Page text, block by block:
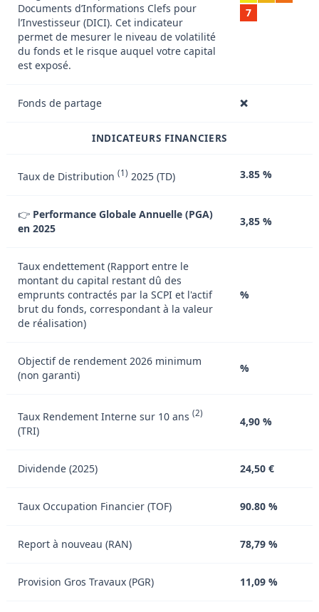
Documents d’Informations Clefs pour
l’Investisseur (DICI). Cet indicateur
permet de mesurer le niveau de volatilité
du fonds et le risque auquel votre capital
est exposé.
7
Fonds de partage ❌
INDICATEURS FINANCIERS
Taux de Distribution (1) 2025 (TD) 3.85 %
👉 Performance Globale Annuelle (PGA)
en 2025
3,85 %
Taux endettement (Rapport entre le
montant du capital restant dû des
emprunts contractés par la SCPI et l'actif
brut du fonds, correspondant à la valeur
de réalisation)
%
Objectif de rendement 2026 minimum
(non garanti)
%
Taux Rendement Interne sur 10 ans (2)
(TRI)
4,90 %
Dividende (2025) 24,50 €
Taux Occupation Financier (TOF) 90.80 %
Report à nouveau (RAN) 78,79 %
Provision Gros Travaux (PGR) 11,09 %